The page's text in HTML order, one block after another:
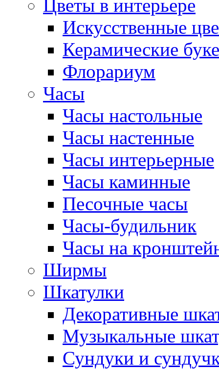
Цветы в интерьере
Искусственные
Керамические
Флорариум
Часы
Часы настольные
Часы настенные
Часы интерьерные
Часы каминные
Песочные часы
Часы-будильник
Часы на
Ширмы
Шкатулки
Декоративные
Музыкальные
Сундуки и